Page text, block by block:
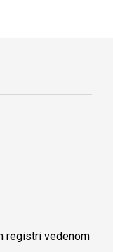
registri vedenom